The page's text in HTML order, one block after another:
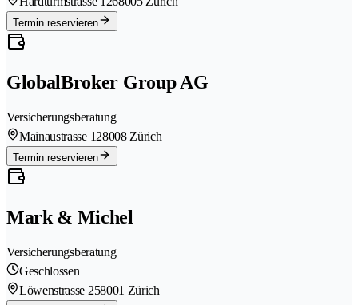
Termin reservieren
GlobalBroker Group AG
Versicherungsberatung
Mainaustrasse 128008 Zürich
Termin reservieren
Mark & Michel
Versicherungsberatung
Geschlossen
Löwenstrasse 258001 Zürich